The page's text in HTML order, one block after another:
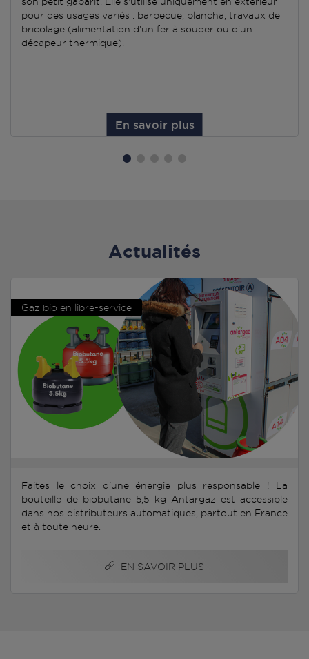
pour des usages variés : barbecue, plancha, travaux de
bricolage (alimentation d'un fer à souder ou d'un
décapeur thermique).
En savoir plus
Actualités
Gaz bio en libre-service
Faites le choix d'une énergie plus responsable ! La
bouteille de biobutane 5,5 kg Antargaz est accessible
dans nos distributeurs automatiques, partout en France
et à toute heure.
EN SAVOIR PLUS